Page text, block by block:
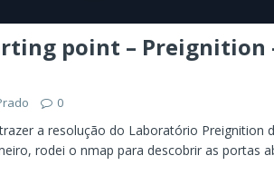
point – Preignition
0
a resolução do Laboratório Preignition
rodei o nmap para descobrir as portas